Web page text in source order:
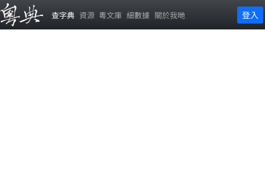
查字典 資源 粵文庫 細數據 關於我哋 登入